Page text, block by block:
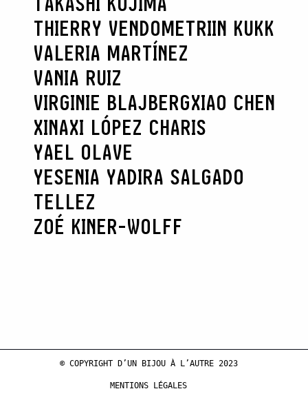
THIERRY VENDOMETRIIN KUKK
VALERIA MARTÍNEZ
VANIA RUIZ
VIRGINIE BLAJBERGXIAO CHEN
XINAXI LÓPEZ CHARIS
YAEL OLAVE
YESENIA YADIRA SALGADO
TELLEZ
ZOÉ KINER-WOLFF
© COPYRIGHT D’UN BIJOU À L’AUTRE 2023
MENTIONS LÉGALES